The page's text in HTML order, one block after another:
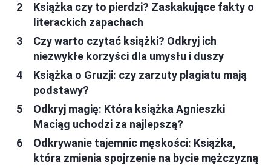
Książka czy to pierdzi? Zaskakujące fakty o
literackich zapachach
Czy warto czytać książki? Odkryj ich
niezwykłe korzyści dla umysłu i duszy
Książka o Gruzji: czy zarzuty plagiatu mają
podstawy?
Odkryj magię: Która książka Agnieszki
Maciąg uchodzi za najlepszą?
Odkrywanie tajemnic męskości: Książka,
która zmienia spojrzenie na bycie mężczyzną